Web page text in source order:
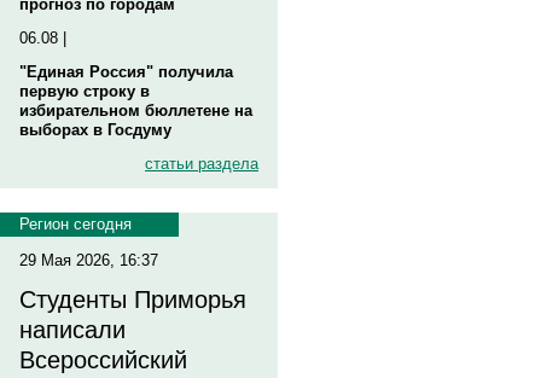
прогноз по городам
06.08 |
"Единая Россия" получила
первую строку в
избирательном бюллетене на
выборах в Госдуму
статьи раздела
Регион сегодня
29 Мая 2026, 16:37
Студенты Приморья
написали
Всероссийский